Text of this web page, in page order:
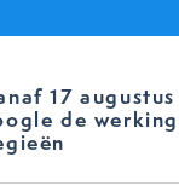
17
de